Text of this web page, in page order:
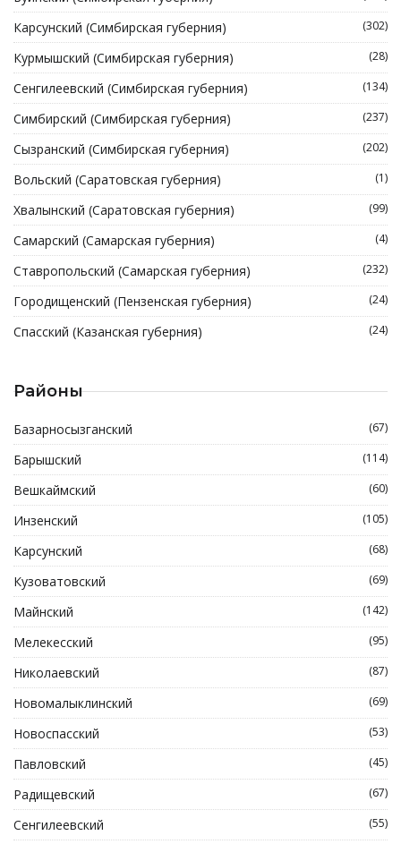
Карсунский (Симбирская губерния) (302)
Курмышский (Симбирская губерния) (28)
Сенгилеевский (Симбирская губерния) (134)
Симбирский (Симбирская губерния) (237)
Сызранский (Симбирская губерния) (202)
Вольский (Саратовская губерния) (1)
Хвалынский (Саратовская губерния) (99)
Самарский (Самарская губерния) (4)
Ставропольский (Самарская губерния) (232)
Городищенский (Пензенская губерния) (24)
Спасский (Казанская губерния) (24)
Районы
Базарносызганский (67)
Барышский (114)
Вешкаймский (60)
Инзенский (105)
Карсунский (68)
Кузоватовский (69)
Майнский (142)
Мелекесский (95)
Николаевский (87)
Новомалыклинский (69)
Новоспасский (53)
Павловский (45)
Радищевский (67)
Сенгилеевский (55)